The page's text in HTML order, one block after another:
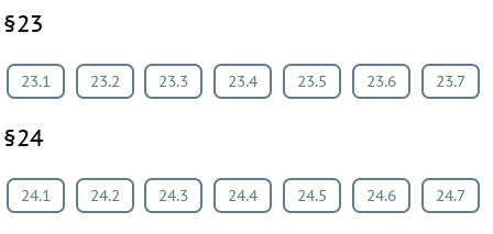
§23
23.1 23.2 23.3 23.4 23.5 23.6 23.7
§24
24.1 24.2 24.3 24.4 24.5 24.6 24.7